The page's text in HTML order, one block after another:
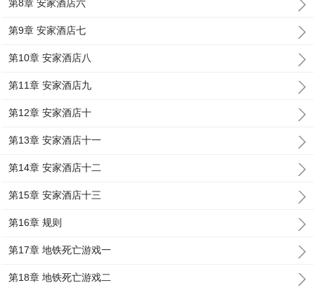
第8章 安家酒店六
第9章 安家酒店七
第10章 安家酒店八
第11章 安家酒店九
第12章 安家酒店十
第13章 安家酒店十一
第14章 安家酒店十二
第15章 安家酒店十三
第16章 规则
第17章 地铁死亡游戏一
第18章 地铁死亡游戏二